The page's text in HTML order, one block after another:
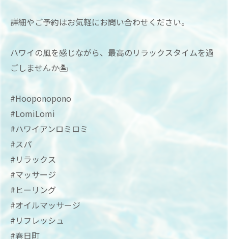
詳細やご予約はお気軽にお問い合わせください。
ハワイの風を感じながら、最高のリラックスタイムを過
ごしませんか🏝
#Hooponopono
#LomiLomi
#ハワイアンロミロミ
#スパ
#リラックス
#マッサージ
#ヒーリング
#オイルマッサージ
#リフレッシュ
#春日町